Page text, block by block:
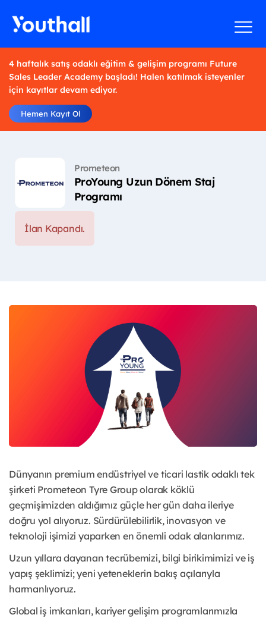
4 haftalık satış odaklı eğitim & gelişim programı Future
Sales Leader Academy başladı! Halen katılmak isteyenler
için kayıtlar devam ediyor.
Hemen Kayıt Ol
Prometeon
ProYoung Uzun Dönem Staj
Programı
İlan Kapandı.
Dünyanın premium endüstriyel ve ticari lastik odaklı tek
şirketi Prometeon Tyre Group olarak köklü
geçmişimizden aldığımız güçle her gün daha ileriye
doğru yol alıyoruz. Sürdürülebilirlik, inovasyon ve
teknoloji işimizi yaparken en önemli odak alanlarımız.
Uzun yıllara dayanan tecrübemizi, bilgi birikimimizi ve iş
yapış şeklimizi; yeni yeteneklerin bakış açılarıyla
harmanlıyoruz.
Global iş imkanları, kariyer gelişim programlarımızla